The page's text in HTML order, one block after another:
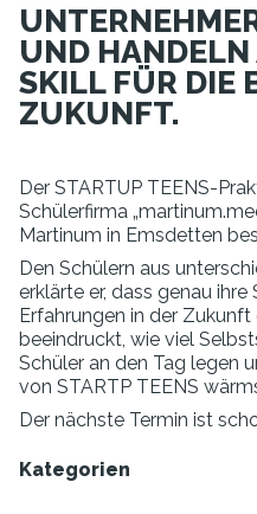
UND
SKILL FÜR DIE
ZUKUNFT.
Der STARTUP TEENS-
Schülerfirma
Martinum in Emsdetten
Den Schülern aus
erklärte er, dass genau
Erfahrungen in der
beeindruckt, wie viel
Schüler an den Tag legen
von STARTP TEENS
Der nächste Termin ist
Kategorien